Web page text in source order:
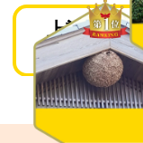
上記箇所
日頃からチ